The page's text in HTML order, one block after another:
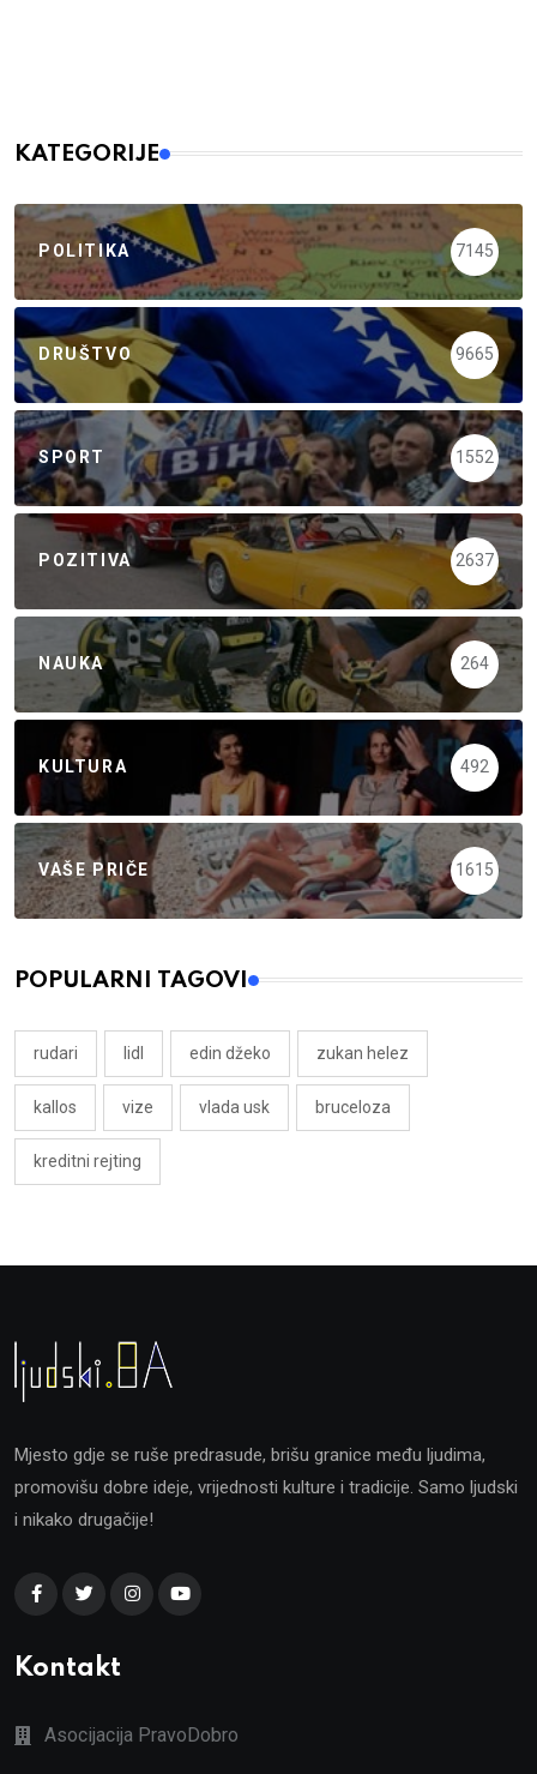
KATEGORIJE
POLITIKA 7145
DRUŠTVO 9665
SPORT 1552
POZITIVA 2637
NAUKA 264
KULTURA 492
VAŠE PRIČE 1615
POPULARNI TAGOVI
rudari lidl edin džeko zukan helez
kallos vize vlada usk bruceloza
kreditni rejting
Mjesto gdje se ruše predrasude, brišu granice među ljudima,
promovišu dobre ideje, vrijednosti kulture i tradicije. Samo ljudski
i nikako drugačije!
Kontakt
Asocijacija PravoDobro